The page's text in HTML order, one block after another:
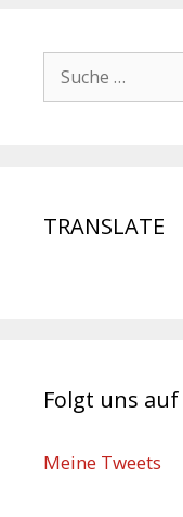
TRANSLATE
Folgt uns
Meine Tweets